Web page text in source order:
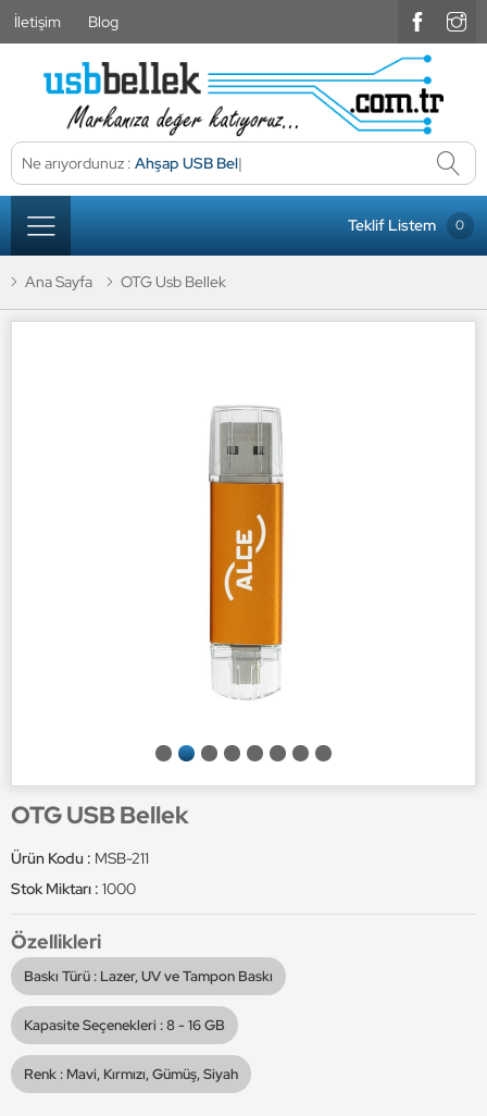
İletişim Blog
Ne arıyordunuz : Ahşap USB Bellek
Teklif Listem 0
Ana Sayfa OTG Usb Bellek
OTG USB Bellek
Ürün Kodu : MSB-211
Stok Miktarı : 1000
Özellikleri
Baskı Türü : Lazer, UV ve Tampon Baskı
Kapasite Seçenekleri :8 - 16 GB
Renk : Mavi, Kırmızı, Gümüş, Siyah